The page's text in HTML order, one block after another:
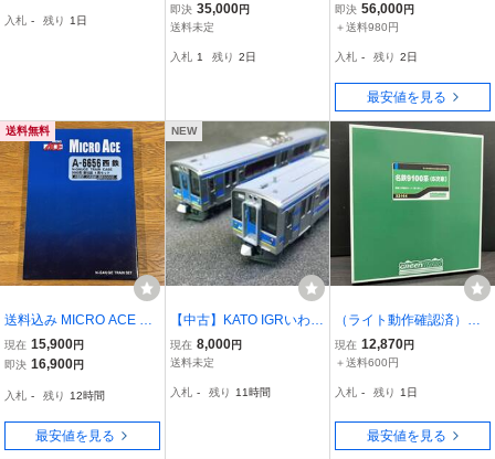
入札 - 残り 1日
入）8両セット
即決 35,000円
送料未定
入札 1 残り 2日
即決 56,000円
＋送料980円
入札 - 残り 2日
最安値を見る
送料無料
送料込み MICRO ACE A-
6656 西鉄5000形 新社紋
4両セット
現在 15,900円
即決 16,900円
入札 - 残り 12時間
最安値を見る
NEW
【中古】KATO IGRいわて
銀河鉄道 IGR7000系0番
台 2両セット【10-1560】
現在 8,000円
送料未定
入札 - 残り 11時間
（ライト動作確認済）Ｎ
ゲージ GREENMAX 3216
4 名鉄9100系(5次車)増結
グリーンマックス
現在 12,870円
＋送料600円
入札 - 残り 1日
最安値を見る